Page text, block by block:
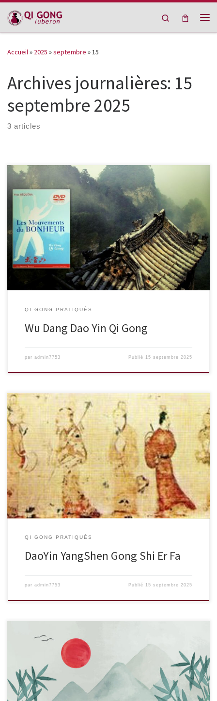
Passer au contenu
Search
Accueil» 2025 »septembre »15
Archives journalières: 15
septembre 2025
3 articles
Wu Dang Dao Yin Qi Gong ou “les mouvements du bonheur” Ce Qi
Gong propose […]
QI GONG PRATIQUÉS
Wu Dang Dao Yin Qi Gong
par admin7753 Publié 15 septembre 2025
"Nourrir la vie par 12 mouvements" Dao Yin : conduire l'énergie par
le mouvement Yang […]
QI GONG PRATIQUÉS
DaoYin YangShen Gong Shi Er Fa
par admin7753 Publié 15 septembre 2025
de Maître Zhang Guang De Ce Qi Gong est à la fois tonifiant et
relaxant, […]